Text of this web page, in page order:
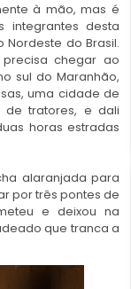
à mão, mas é
desta
do Brasil.
chegar ao
sul do Maranhão,
uma cidade de
de tratores, e dali
horas estradas
alaranjada para
por três pontes de
e deixou na
que tranca a